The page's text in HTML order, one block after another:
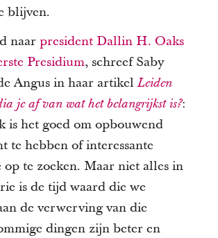
blijven.
naar president Dallin H. Oaks
Presidium, schreef Saby
Angus in haar artikelLeiden
je af van wat het belangrijkst is?:
is het goed om opbouwend
te hebben of interessante
te zoeken. Maar niet alles in
is de tijd waard die we
de verwerving van die
dingen zijn beter en